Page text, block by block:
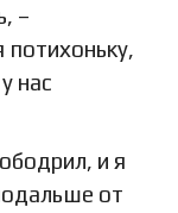
–
потихоньку,
нас
и я
от